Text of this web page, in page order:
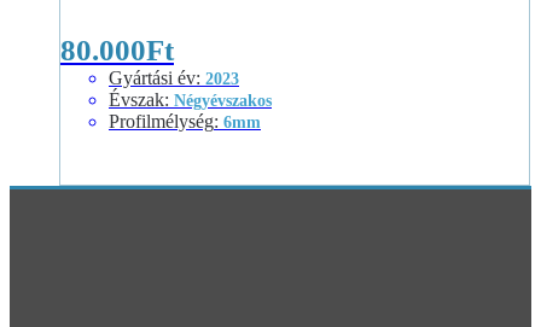
80.000Ft
Gyártási év: 2023
Évszak: Négyévszakos
Profilmélység: 6mm